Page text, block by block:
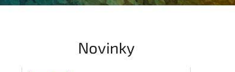
Novinky